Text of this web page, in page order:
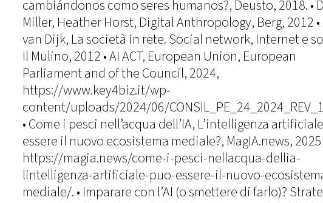
cambiándonos como seres humanos?, Deusto, 2018. •
Miller, Heather Horst, Digital Anthropology, Berg, 2012 •
van Dijk, La società in rete. Social network, Internet e
Il Mulino, 2012 • AI ACT, European Union, European
Parliament and of the Council, 2024,
https://www.key4biz.it/wp-
content/uploads/2024/06/
• Come i pesci nell’acqua dell’IA, L’intelligenza
essere il nuovo ecosistema mediale?, MagIA.news,
https://magia.news/come-i-pesci-nellacqua-dellia-
lintelligenza-artificiale-puo-essere-il-nuovo-
mediale/. • Imparare con l’AI (o smettere di farlo)?